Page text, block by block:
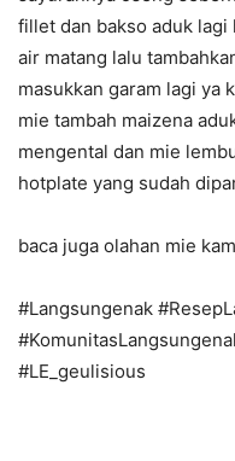
fillet dan bakso aduk lagi
air matang lalu
masukkan garam lagi ya
mie tambah maizena
mengental dan mie
hotplate yang sudah
baca juga olahan mie
#Langsungenak
#LE_geulisious